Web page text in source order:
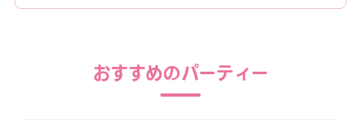
おすすめのパーティー